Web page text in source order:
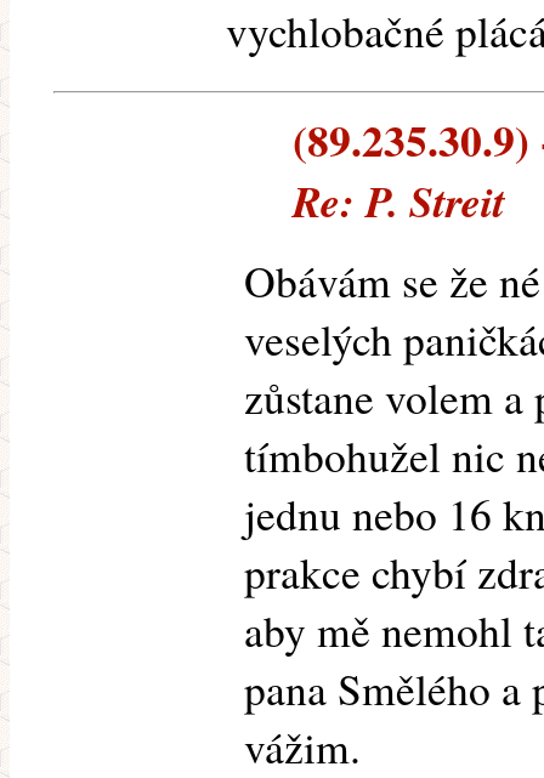
vychlobačné
Re: P. Streit
Obávám se že
veselých
zůstane volem a
tímbohužel nic
jednu nebo 16
prakce chybí
aby mě nemohl
pana Smělého
vážim.